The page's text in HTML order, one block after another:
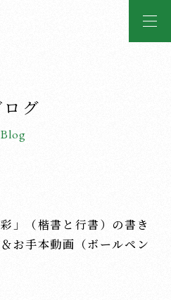
ログ
Blog
」（楷書と行書）の書き
お手本動画（ボールペン